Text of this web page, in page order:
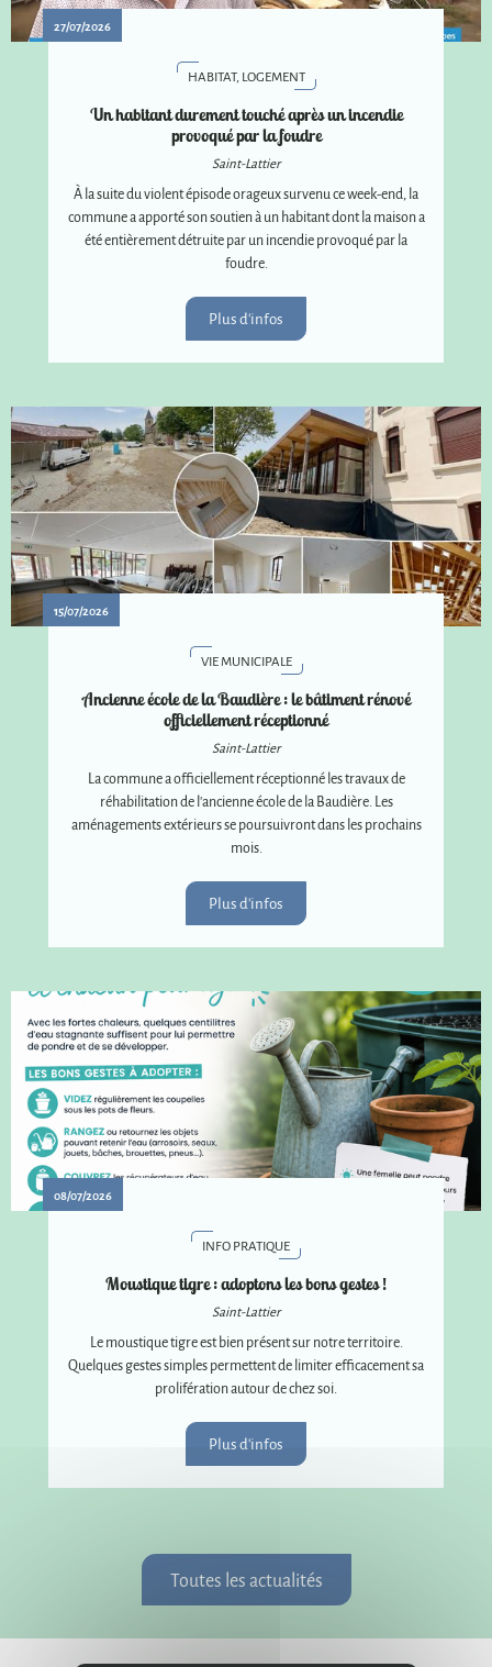
27/07/2026
HABITAT, LOGEMENT
Un habitant durement touché après un incendie
provoqué par la foudre
Saint-Lattier
À la suite du violent épisode orageux survenu ce week-end, la
commune a apporté son soutien à un habitant dont la maison a
été entièrement détruite par un incendie provoqué par la
foudre.
Plus d'infos
15/07/2026
VIE MUNICIPALE
Ancienne école de la Baudière : le bâtiment rénové
officiellement réceptionné
Saint-Lattier
La commune a officiellement réceptionné les travaux de
réhabilitation de l'ancienne école de la Baudière. Les
aménagements extérieurs se poursuivront dans les prochains
mois.
Plus d'infos
08/07/2026
INFO PRATIQUE
Moustique tigre : adoptons les bons gestes !
Saint-Lattier
Le moustique tigre est bien présent sur notre territoire.
Quelques gestes simples permettent de limiter efficacement sa
prolifération autour de chez soi.
Plus d'infos
Toutes les actualités